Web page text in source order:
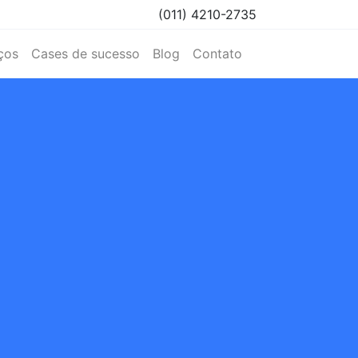
(011) 4210-2735
Cases de sucesso Blog Contato